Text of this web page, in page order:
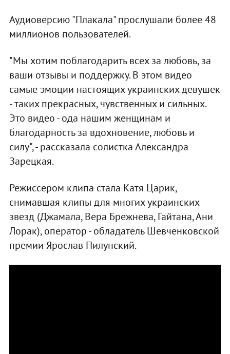
Аудиоверсию "Плакала" прослушали более 48
миллионов пользователей.
"Мы хотим поблагодарить всех за любовь, за
ваши отзывы и поддержку. В этом видео
самые эмоции настоящих украинских девушек
- таких прекрасных, чувственных и сильных.
Это видео - ода нашим женщинам и
благодарность за вдохновение, любовь и
силу", - рассказала солистка Александра
Зарецкая.
Режиссером клипа стала Катя Царик,
снимавшая клипы для многих украинских
звезд (Джамала, Вера Брежнева, Гайтана, Ани
Лорак), оператор - обладатель Шевченковской
премии Ярослав Пилунский.